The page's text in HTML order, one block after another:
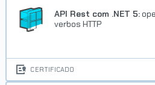
API Rest com .NET 5:
verbos HTTP
CERTIFICADO